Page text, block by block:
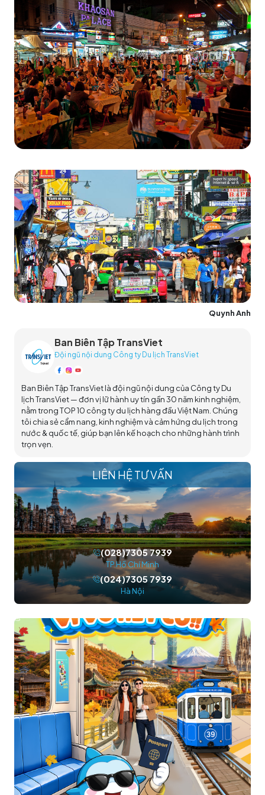
Quynh Anh
Ban Biên Tập TransViet
Đội ngũ nội dung Công ty Du lịch TransViet
Ban Biên Tập TransViet là đội ngũ nội dung của Công ty Du
lịch TransViet — đơn vị lữ hành uy tín gần 30 năm kinh nghiệm,
nằm trong TOP 10 công ty du lịch hàng đầu Việt Nam. Chúng
tôi chia sẻ cẩm nang, kinh nghiệm và cảm hứng du lịch trong
nước & quốc tế, giúp bạn lên kế hoạch cho những hành trình
trọn vẹn.
LIÊN HỆ TƯ VẤN
(028)7305 7939
TP.Hồ Chí Minh
(024)7305 7939
Hà Nội